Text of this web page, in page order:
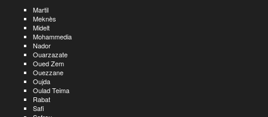
Martil
Meknès
Midelt
Mohammedia
Nador
Ouarzazate
Oued Zem
Ouezzane
Oujda
Oulad Teima
Rabat
Safi